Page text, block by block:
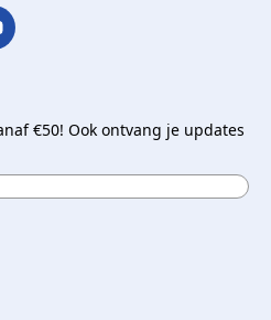
€50! Ook ontvang je updates